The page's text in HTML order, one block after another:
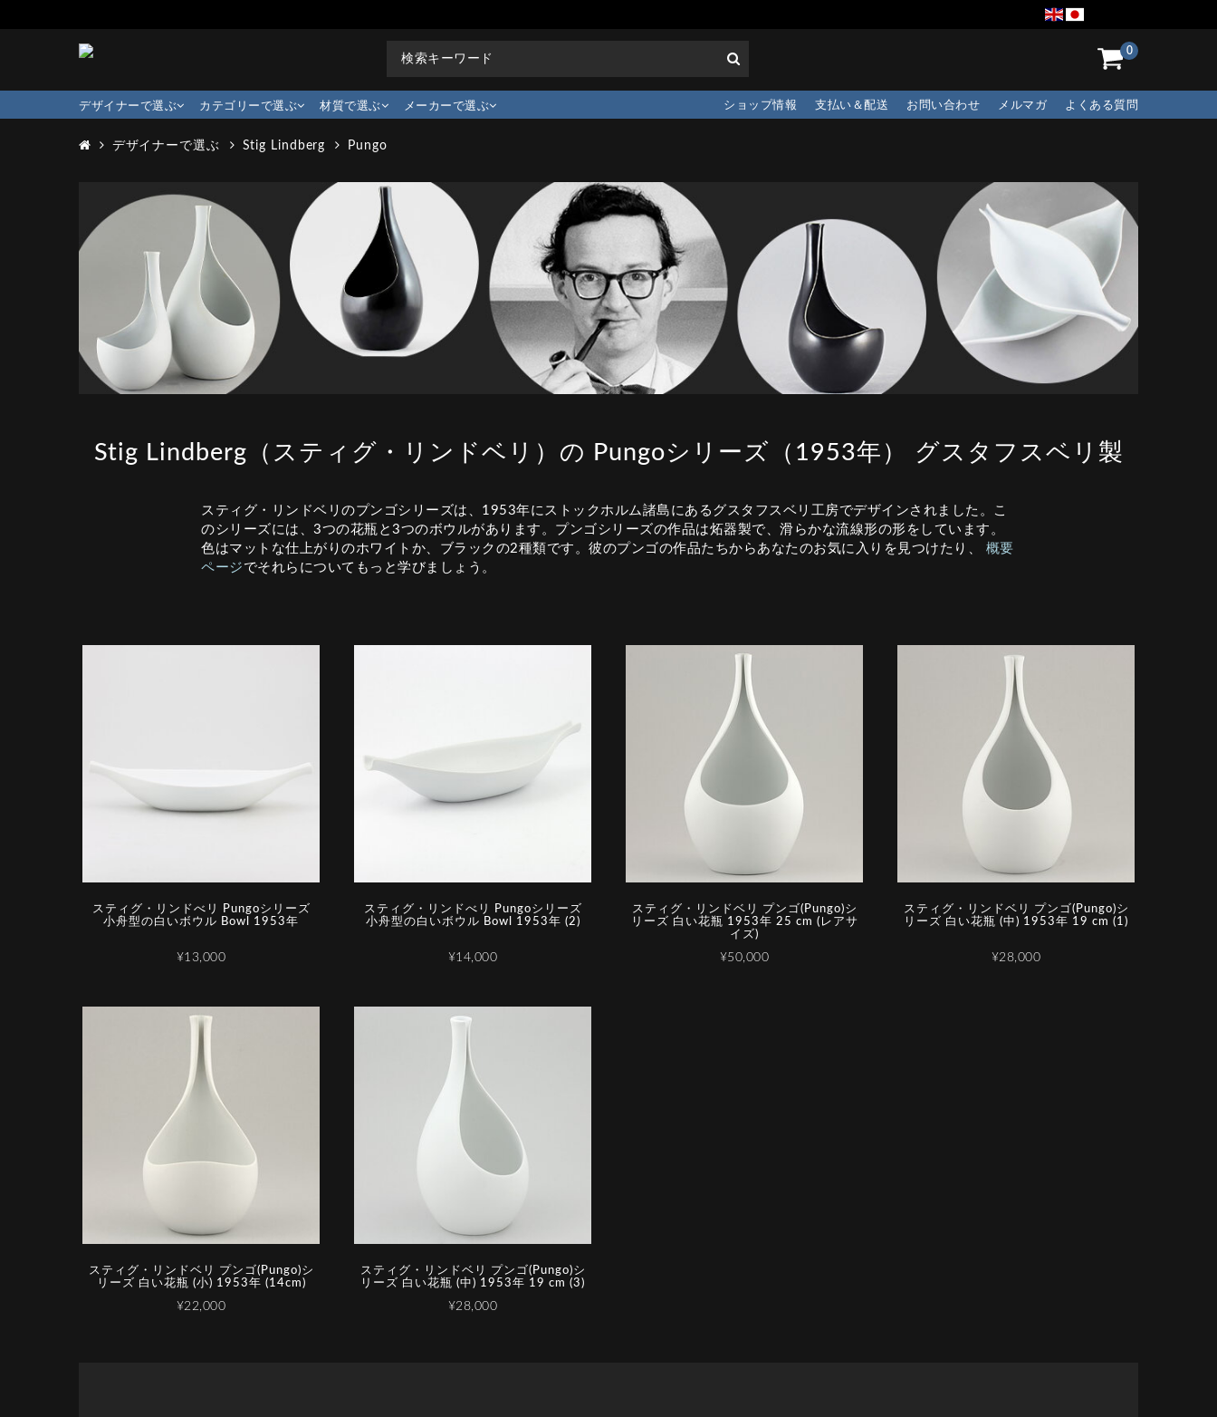
0
デザイナーで選ぶ カテゴリーで選ぶ 材質で選ぶ メーカーで選ぶ よくある質問
メルマガ
お問い合わせ
支払い＆配送
ショップ情報
デザイナーで選ぶ Stig Lindberg Pungo
Stig Lindberg（スティグ・リンドベリ）の Pungoシリーズ（1953年） グスタフスベリ製
スティグ・リンドベリのプンゴシリーズは、1953年にストックホルム諸島にあるグスタフスベリ工房でデザインされました。こ
のシリーズには、3つの花瓶と3つのボウルがあります。プンゴシリーズの作品は炻器製で、滑らかな流線形の形をしています。
色はマットな仕上がりのホワイトか、ブラックの2種類です。彼のプンゴの作品たちからあなたのお気に入りを見つけたり、 概要
ページ でそれらについてもっと学びましょう。
スティグ・リンドべリ Pungoシリーズ
小舟型の白いボウル Bowl 1953年
¥13,000
スティグ・リンドべリ Pungoシリーズ
小舟型の白いボウル Bowl 1953年 (2)
¥14,000
スティグ・リンドベリ プンゴ(Pungo)シ
リーズ 白い花瓶 1953年 25 cm (レアサ
イズ)
¥50,000
スティグ・リンドベリ プンゴ(Pungo)シ
リーズ 白い花瓶 (中) 1953年 19 cm (1)
¥28,000
スティグ・リンドベリ プンゴ(Pungo)シ
リーズ 白い花瓶 (小) 1953年 (14cm)
¥22,000
スティグ・リンドベリ プンゴ(Pungo)シ
リーズ 白い花瓶 (中) 1953年 19 cm (3)
¥28,000